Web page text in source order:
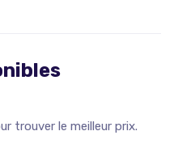
trouver le meilleur prix.